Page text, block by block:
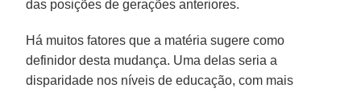
das posições de gerações anteriores.
Há muitos fatores que a matéria sugere como
definidor desta mudança. Uma delas seria a
disparidade nos níveis de educação, com mais